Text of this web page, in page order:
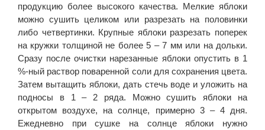
продукцию более высокого качества. Мелкие яблоки
можно сушить целиком или разрезать на половинки
либо четвертинки. Крупные яблоки разрезать поперек
на кружки толщиной не более 5 – 7 мм или на дольки.
Сразу после очистки нарезанные яблоки опустить в 1
%-ный раствор поваренной соли для сохранения цвета.
Затем вытащить яблоки, дать стечь воде и уложить на
подносы в 1 – 2 ряда. Можно сушить яблоки на
открытом воздухе, на солнце, примерно 3 – 4 дня.
Ежедневно при сушке на солнце яблоки нужно